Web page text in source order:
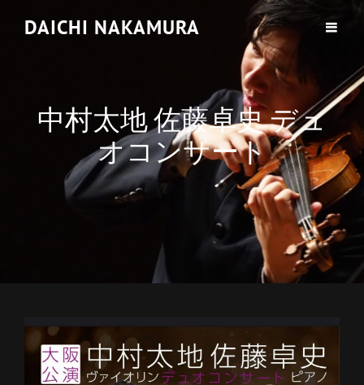
DAICHI NAKAMURA
中村太地 佐藤卓史 デュ
オコンサート